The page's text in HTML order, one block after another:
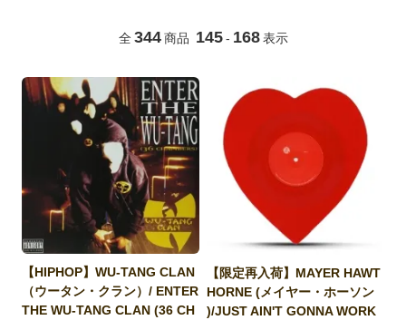
全 344 商品 145 - 168 表示
【HIPHOP】WU-TANG CLAN
（ウータン・クラン）/ ENTER
THE WU-TANG CLAN (36 CH
【限定再入荷】MAYER HAWT
HORNE (メイヤー・ホーソン
)/JUST AIN'T GONNA WORK